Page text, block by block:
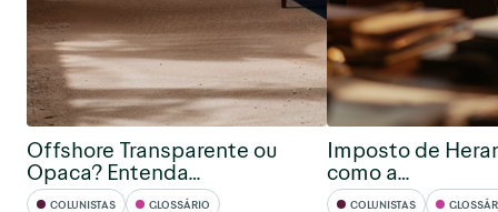
Offshore Transparente ou
Opaca? Entenda…
COLUNISTAS GLOSSÁRIO
Imposto de
como a…
COLUNISTAS